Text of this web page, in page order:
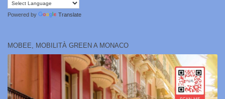
Powered by Translate
MOBEE, MOBILITÀ GREEN A MONACO